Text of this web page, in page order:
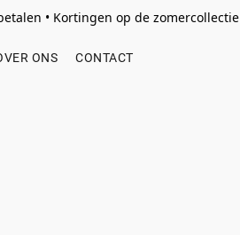
• Kortingen op de zomercollectie
ONS CONTACT